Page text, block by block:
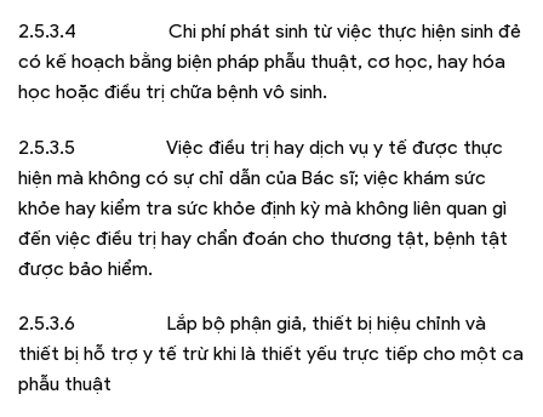
2.5.3.4 Chi phí phát sinh từ việc thực hiện sinh đẻ
có kế hoạch bằng biện pháp phẫu thuật, cơ học, hay hóa
học hoặc điều trị chữa bệnh vô sinh.
2.5.3.5 Việc điều trị hay dịch vụ y tế được thực
hiện mà không có sự chỉ dẫn của Bác sĩ; việc khám sức
khỏe hay kiểm tra sức khỏe định kỳ mà không liên quan gì
đến việc điều trị hay chẩn đoán cho thương tật, bệnh tật
được bảo hiểm.
2.5.3.6 Lắp bộ phận giả, thiết bị hiệu chỉnh và
thiết bị hỗ trợ y tế trừ khi là thiết yếu trực tiếp cho một ca
phẫu thuật